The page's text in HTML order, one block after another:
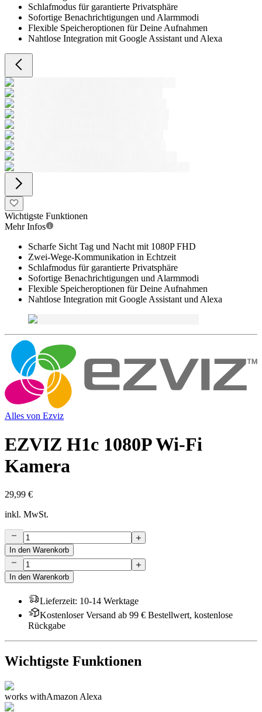
Schlafmodus für garantierte Privatsphäre
Sofortige Benachrichtigungen und Alarmmodi
Flexible Speicheroptionen für Deine Aufnahmen
Nahtlose Integration mit Google Assistant und Alexa
Wichtigste Funktionen
Mehr Infos
Scharfe Sicht Tag und Nacht mit 1080P FHD
Zwei-Wege-Kommunikation in Echtzeit
Schlafmodus für garantierte Privatsphäre
Sofortige Benachrichtigungen und Alarmmodi
Flexible Speicheroptionen für Deine Aufnahmen
Nahtlose Integration mit Google Assistant und Alexa
Alles von Ezviz
EZVIZ H1c 1080P Wi-Fi
Kamera
29,99 €
inkl. MwSt.
In den Warenkorb
In den Warenkorb
Lieferzeit: 10-14 Werktage
Kostenloser Versand ab 99 € Bestellwert, kostenlose
Rückgabe
Wichtigste Funktionen
works withAmazon Alexa